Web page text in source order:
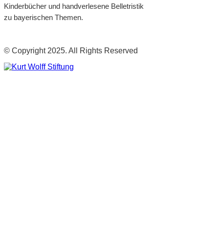
Kinderbücher und handverlesene Belletristik
zu bayerischen Themen.
© Copyright 2025. All Rights Reserved